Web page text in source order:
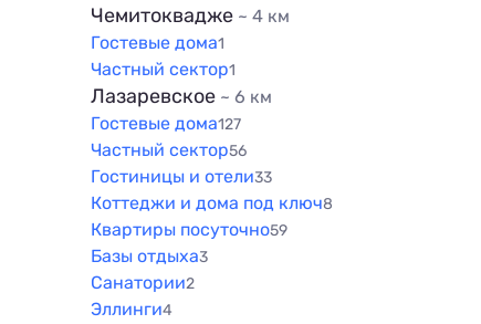
Чемитоквадже ~ 4 км
Гостевые дома1
Частный сектор1
Лазаревское ~ 6 км
Гостевые дома127
Частный сектор56
Гостиницы и отели33
Коттеджи и дома под ключ8
Квартиры посуточно59
Базы отдыха3
Санатории2
Эллинги4